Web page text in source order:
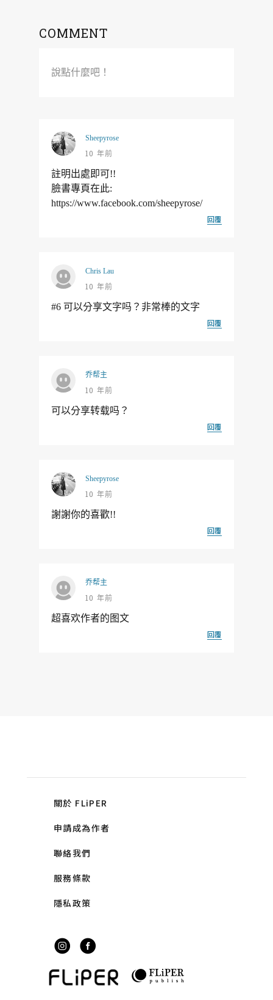
COMMENT
說點什麼吧！
Sheepyrose
10 年前
註明出處即可!!
臉書專頁在此:
https://www.facebook.com/sheepyrose/
回覆
Chris Lau
10 年前
#6 可以分享文字吗？非常棒的文字
回覆
乔帮主
10 年前
可以分享转载吗？
回覆
Sheepyrose
10 年前
謝謝你的喜歡!!
回覆
乔帮主
10 年前
超喜欢作者的图文
回覆
關於 FLiPER
申請成為作者
聯絡我們
服務條款
隱私政策